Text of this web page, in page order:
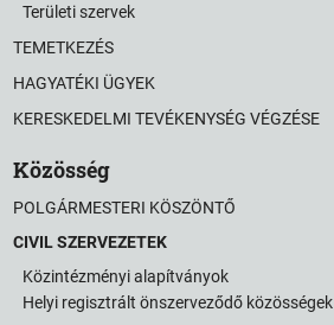
Területi szervek
TEMETKEZÉS
HAGYATÉKI ÜGYEK
KERESKEDELMI TEVÉKENYSÉG VÉGZÉSE
Közösség
POLGÁRMESTERI KÖSZÖNTŐ
CIVIL SZERVEZETEK
Közintézményi alapítványok
Helyi regisztrált önszerveződő közösségek